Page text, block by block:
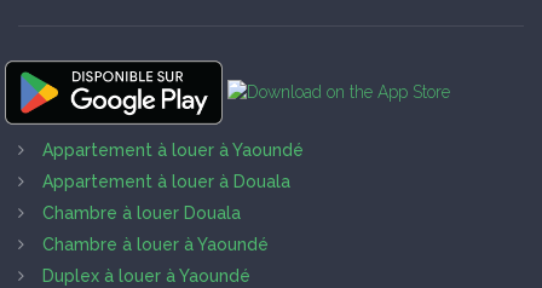
Appartement à louer à Yaoundé
Appartement à louer à Douala
Chambre à louer Douala
Chambre à louer à Yaoundé
Duplex à louer à Yaoundé